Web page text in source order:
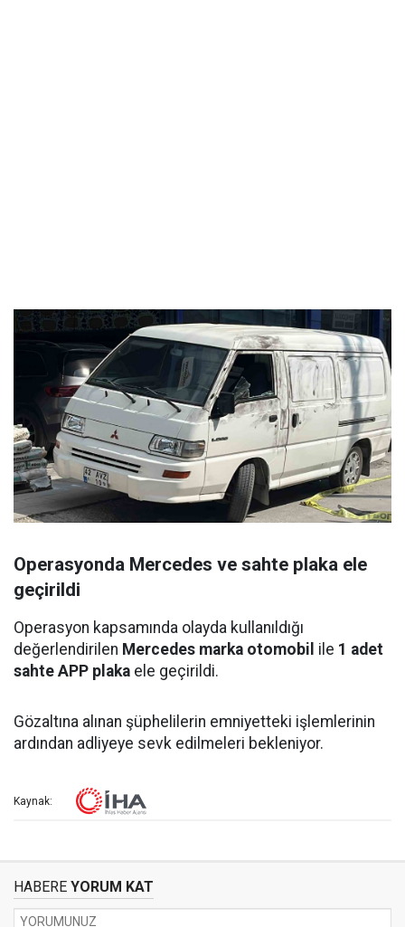
Operasyonda Mercedes ve sahte plaka ele
geçirildi
Operasyon kapsamında olayda kullanıldığı
değerlendirilen Mercedes marka otomobil ile 1 adet
sahte APP plaka ele geçirildi.
Gözaltına alınan şüphelilerin emniyetteki işlemlerinin
ardından adliyeye sevk edilmeleri bekleniyor.
Kaynak:
HABERE YORUM KAT